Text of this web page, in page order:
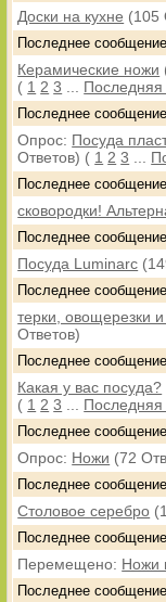
Доски на кухне (105
Последнее
Керамические ножи
( 1 2 3 Последняя
Последнее
Опрос: Посуда
Ответов) ( 1 2 3
Последнее
сковородки!
Последнее
Посуда Luminarc
Последнее
терки, овощерезки
Ответов)
Последнее
Какая у вас посуда?
( 1 2 3 Последняя
Последнее
Опрос: Ножи (72
Последнее
Столовое серебро
Последнее
Перемещено: Ножи
Последнее